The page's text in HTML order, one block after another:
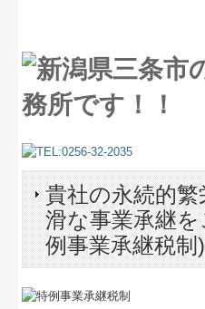
ホーム
求人情報
新着情報
セミナー案内
セミナー開催のご報告
相続対策
貴社の永続的
滑な事業承継
例事業承継税制)